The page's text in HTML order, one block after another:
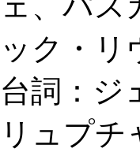
ック・リ
台詞：
リュプ